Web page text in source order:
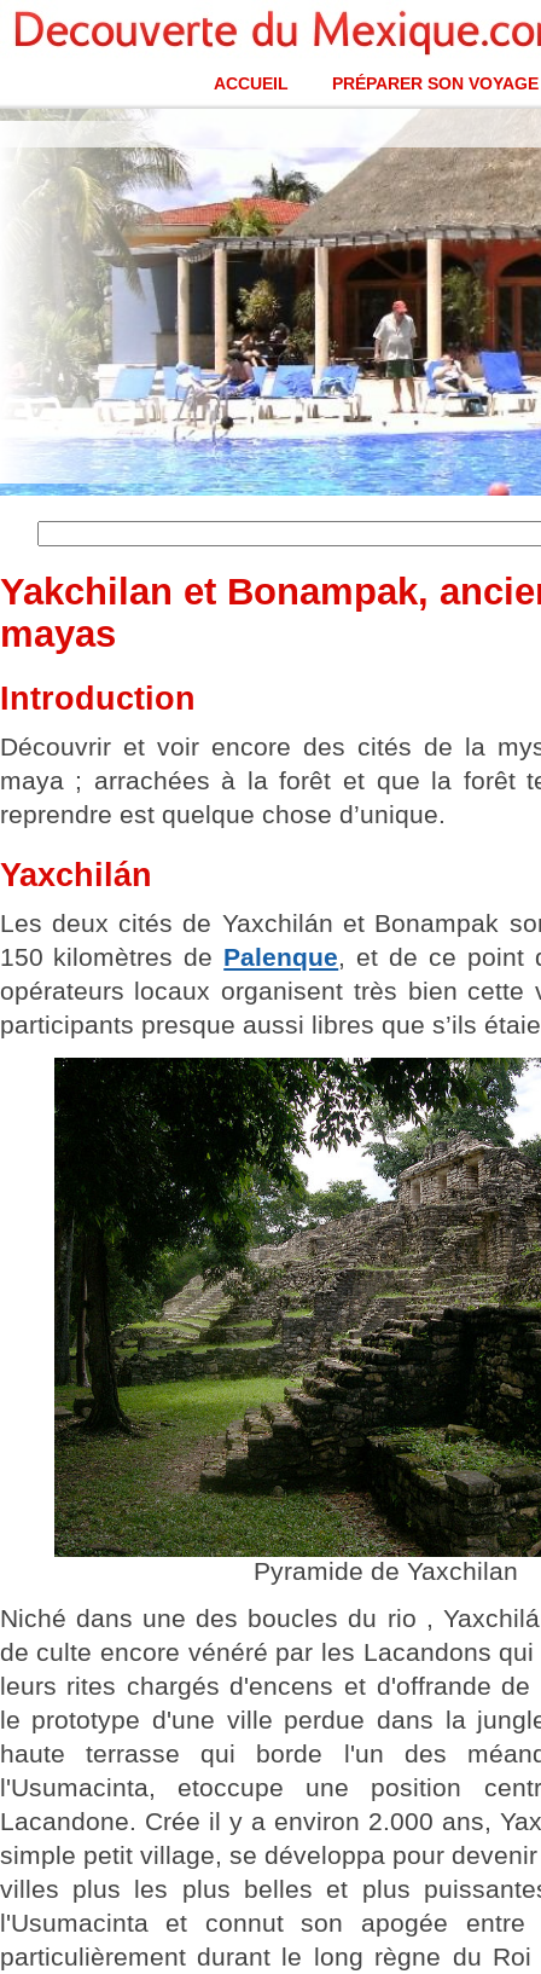
ACCUEIL PRÉPARER SON VOYAGE
Yakchilan et Bonampak,
mayas
Introduction
Découvrir et voir encore des cités de la
maya ; arrachées à la forêt et que la forêt
reprendre est quelque chose d’unique.
Yaxchilán
Les deux cités de Yaxchilán et Bonampak
150 kilomètres de Palenque, et de ce point
opérateurs locaux organisent très bien cette
participants presque aussi libres que s’ils
Pyramide de Yaxchilan
Niché dans une des boucles du rio ,
de culte encore vénéré par les Lacandons
leurs rites chargés d'encens et d'offrande de
le prototype d'une ville perdue dans la
haute terrasse qui borde l'un des
l'Usumacinta, etoccupe une position
Lacandone. Crée il y a environ 2.000 ans,
simple petit village, se développa pour
villes plus les plus belles et plus
l'Usumacinta et connut son apogée entre
particulièrement durant le long règne du